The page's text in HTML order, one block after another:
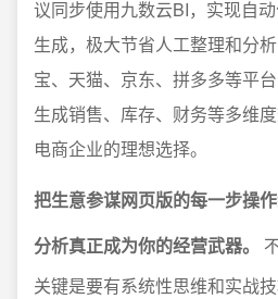
议同步使用九数云BI，实现自
生成，极大节省人工整理和分
宝、天猫、京东、拼多多等平
生成销售、库存、财务等多维
电商企业的理想选择。
把生意参谋网页版的每一步操
分析真正成为你的经营武器。
关键是要有系统性思维和实战技